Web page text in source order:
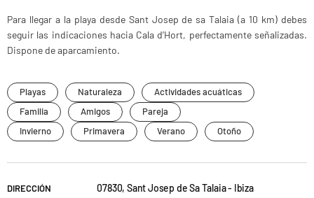
Para llegar a la playa desde Sant Josep de sa Talaia (a 10 km) debes
seguir las indicaciones hacia Cala d’Hort, perfectamente señalizadas.
Dispone de aparcamiento.
Playas Naturaleza
Actividades acuáticas
Familia
Amigos
Pareja
Invierno
Primavera Verano Otoño
DIRECCIÓN 07830, Sant Josep de Sa Talaia - Ibiza